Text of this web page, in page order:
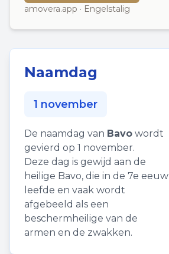
amovera.app · Engelstalig
Naamdag
1 november
De naamdag van Bavo wordt
gevierd op 1 november.
Deze dag is gewijd aan de
heilige Bavo, die in de 7e eeuw
leefde en vaak wordt
afgebeeld als een
beschermheilige van de
armen en de zwakken.